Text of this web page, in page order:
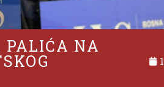
PALIĆA NA